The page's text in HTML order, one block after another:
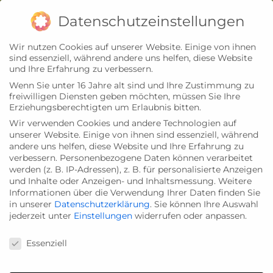
springen
Impressum Datenschutz
Datenschutzeinstellungen
Wir nutzen Cookies auf unserer Website. Einige von ihnen
sind essenziell, während andere uns helfen, diese Website
und Ihre Erfahrung zu verbessern.
Wenn Sie unter 16 Jahre alt sind und Ihre Zustimmung zu
freiwilligen Diensten geben möchten, müssen Sie Ihre
Erziehungsberechtigten um Erlaubnis bitten.
Wir verwenden Cookies und andere Technologien auf
unserer Website. Einige von ihnen sind essenziell, während
andere uns helfen, diese Website und Ihre Erfahrung zu
verbessern. Personenbezogene Daten können verarbeitet
werden (z. B. IP-Adressen), z. B. für personalisierte Anzeigen
und Inhalte oder Anzeigen- und Inhaltsmessung. Weitere
Informationen über die Verwendung Ihrer Daten finden Sie
in unserer Datenschutzerklärung. Sie können Ihre Auswahl
jederzeit unter Einstellungen widerrufen oder anpassen.
Essenziell